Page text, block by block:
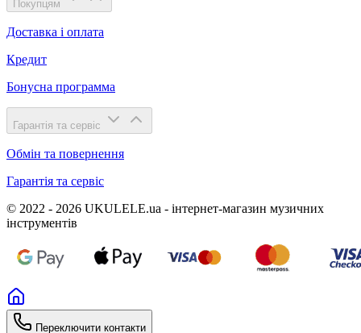
Покупцям
Доставка і оплата
Кредит
Бонусна программа
Гарантія та сервіс
Обмін та повернення
Гарантія та сервіс
© 2022 - 2026 UKULELE.ua - інтернет-магазин музичних
інструментів
Переключити контакти